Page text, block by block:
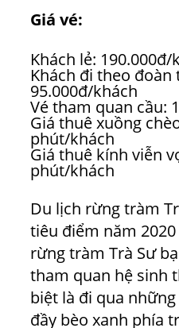
Giá vé:
Khách lẻ: 190.000đ/
Khách đi theo đoàn
95.000đ/khách
Vé tham quan cầu:
Giá thuê xuồng
phút/khách
Giá thuê kính viễn
phút/khách
Du lịch rừng tràm
tiêu điểm năm
rừng tràm Trà Sư
tham quan hệ sinh
biệt là đi qua
đầy bèo xanh phía